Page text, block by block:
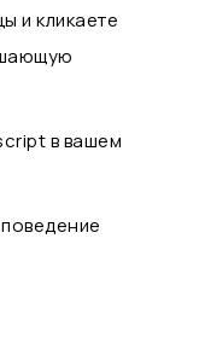
и кликаете
в вашем